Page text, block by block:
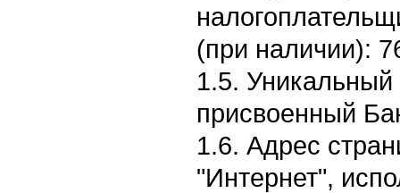
(при наличии):
1.5. Уникальный
присвоенный
1.6. Адрес
"Интернет",